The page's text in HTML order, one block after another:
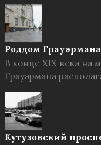
Роддом Грауэрмана
В конце XIX века на
Грауэрмана
Кутузовский